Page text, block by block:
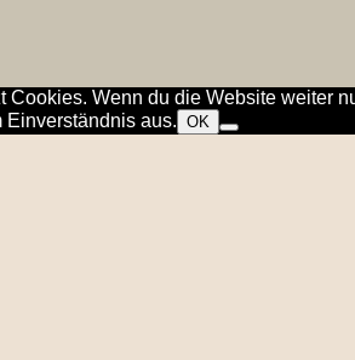
Cookies. Wenn du die Website weiter
aus. OK